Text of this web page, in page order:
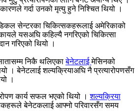
गर्दा उनको मृत्यु हुने निश्चित थियो ।
सेन्टरका चिकित्सकहरूलाई अमेरिकाको
यसअघि कहिल्यै नगरिएको चिकित्सा
गरिएको थियो ।
निकै थलिएकाबेनेटलाईमेसिनको
। बेनेटलाई शल्यक्रियाअघि नै प्रत्यारोपणसँग
।
कार्य सफल भएको थियो ।शल्यक्रिया
बेनेटकलाई आफ्नो परिवारसँग समय